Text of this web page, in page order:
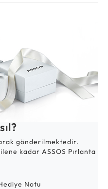
gönderilmektedir.
kadar ASSOS Pırlanta
Notu